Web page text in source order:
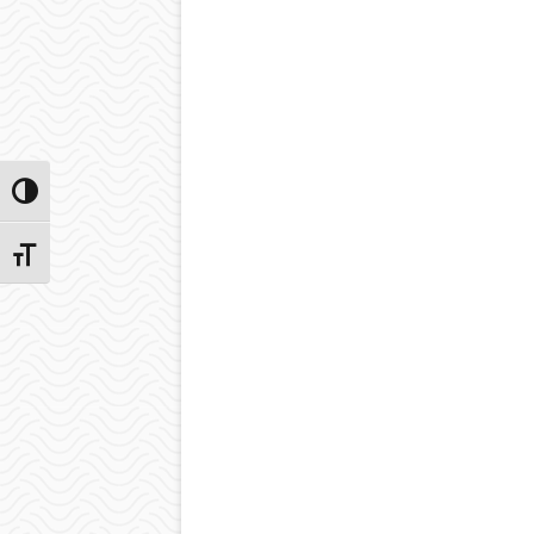
Przełącz wysoki kontrast
Zmień rozmiar czcionek